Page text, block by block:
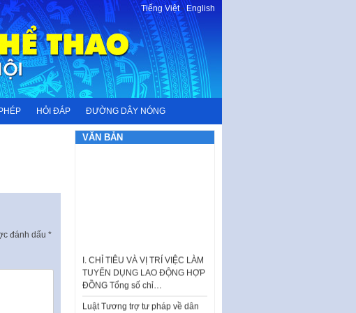
Tiếng Việt-English
HỎI ĐÁP ĐƯỜNG DÂY NÓNG
đánh dấu *
VĂN BẢN
TUYỂN DỤNG LAO ĐỘNG HỢP
ĐỒNG Tổng số chỉ…
sự và Kế hoạch số 187KH-